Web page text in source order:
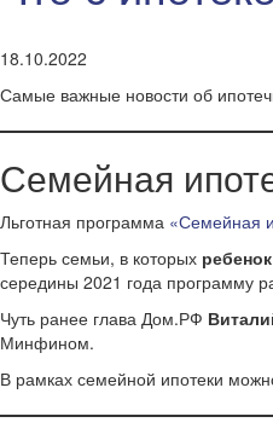
18.10.2022
Самые важные новости об
Семейная
Льготная программа «Семейная
Теперь семьи, в которых
середины 2021 года программу
Чуть ранее глава Дом.РФ
Минфином.
В рамках семейной ипотеки